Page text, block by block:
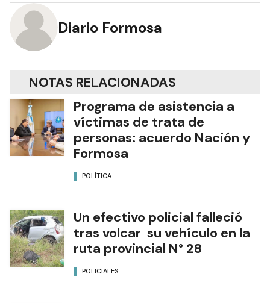
Diario Formosa
NOTAS RELACIONADAS
Programa de asistencia a
víctimas de trata de
personas: acuerdo Nación y
Formosa
POLÍTICA
Un efectivo policial falleció
tras volcar su vehículo en la
ruta provincial N° 28
POLICIALES